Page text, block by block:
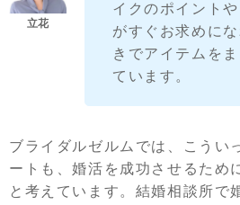
イクのポイント
がすぐお求めに
きでアイテムを
ています。
ブライダルゼルムでは、こうい
ートも、婚活を成功させるため
と考えています。結婚相談所で